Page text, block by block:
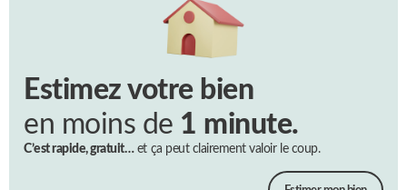
Estimez votre bien
en moins de 1 minute.
C’est rapide, gratuit…et ça peut clairement valoir le coup.